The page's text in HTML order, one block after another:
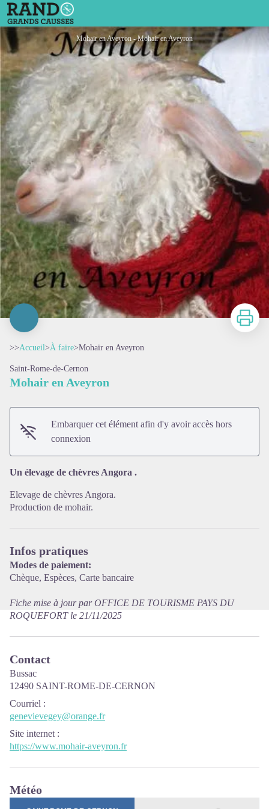
Mohair en Aveyron
Mohair en Aveyron - Mohair en Aveyron
Imprimer
>>Accueil>À faire>Mohair en Aveyron
Saint-Rome-de-Cernon
Mohair en Aveyron
Embarquer cet élément afin d'y avoir accès hors
connexion
Un élevage de chèvres Angora .
Elevage de chèvres Angora.
Production de mohair.
Infos pratiques
Modes de paiement:
Chèque, Espèces, Carte bancaire
Fiche mise à jour par OFFICE DE TOURISME PAYS DU
ROQUEFORT le 21/11/2025
Contact
Bussac
12490 SAINT-ROME-DE-CERNON
Courriel :
genevievegey@orange.fr
Site internet :
https://www.mohair-aveyron.fr
Météo